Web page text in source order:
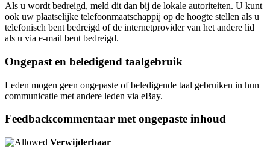
Als u wordt bedreigd, meld dit dan bij de lokale autoriteiten. U kunt
ook uw plaatselijke telefoonmaatschappij op de hoogte stellen als u
telefonisch bent bedreigd of de internetprovider van het andere lid
als u via e-mail bent bedreigd.
Ongepast en beledigend taalgebruik
Leden mogen geen ongepaste of beledigende taal gebruiken in hun
communicatie met andere leden via eBay.
Feedbackcommentaar met ongepaste inhoud
Verwijderbaar